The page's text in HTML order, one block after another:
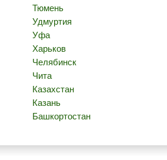
Тюмень
Удмуртия
Уфа
Харьков
Челябинск
Чита
Казахстан
Казань
Башкортостан